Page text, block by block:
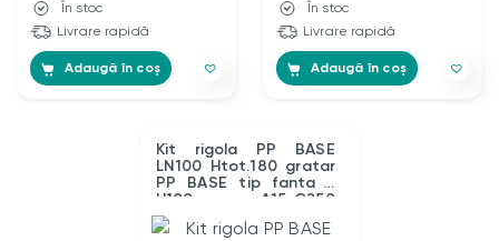
În stoc
Livrare rapidă
Adaugă în coș
În stoc
Livrare rapidă
Adaugă în coș
Kit rigola PP BASE
LN100 Htot.180 gratar
PP BASE tip fanta L
H100 A15-C250
1000x156x180
(080102087L100)